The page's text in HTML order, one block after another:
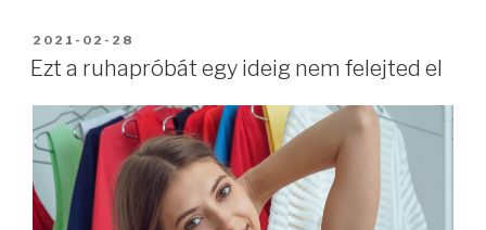
BEKÜLDVE:
2021-02-28
Ezt a ruhapróbát egy ideig nem felejted el